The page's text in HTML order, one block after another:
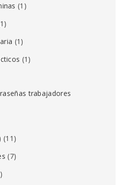
(1)
(1)
(1)
trabajadores
(11)
(7)